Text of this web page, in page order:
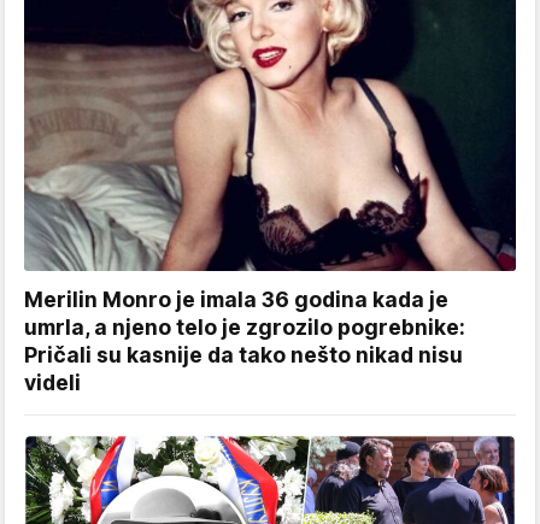
Merilin Monro je imala 36 godina kada je
umrla, a njeno telo je zgrozilo pogrebnike:
Pričali su kasnije da tako nešto nikad nisu
videli